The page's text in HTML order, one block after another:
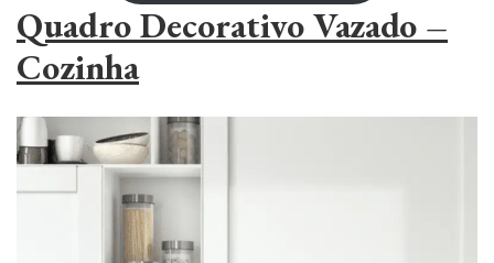
Quadro Decorativo Vazado –
Cozinha